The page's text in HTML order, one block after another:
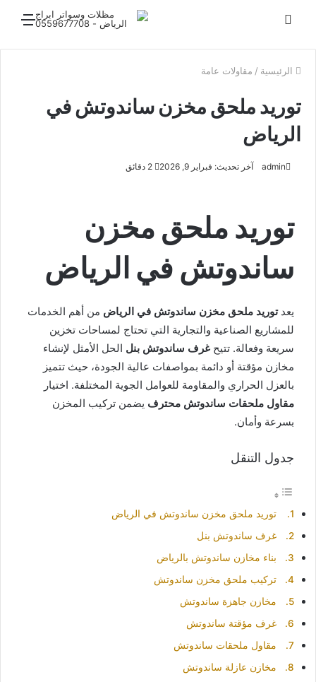
الرئيسية / مقاولات عامة
توريد ملحق مخزن ساندوتش في
الرياض
admin آخر تحديث: فبراير 9, 2026
توريد ملحق مخزن
ساندوتش في الرياض
يعدتوريد ملحق مخزن ساندوتش في الرياض من أهم الخدمات
للمشاريع الصناعية والتجارية التي تحتاج لمساحات تخزين
سريعة وفعالة. تتيح غرف ساندوتش بنل الحل الأمثل لإنشاء
مخازن مؤقتة أو دائمة بمواصفات عالية الجودة، حيث تتميز
بالعزل الحراري والمقاومة للعوامل الجوية المختلفة. اختيار
مقاول ملحقات ساندوتش محترف يضمن تركيب المخزن
بسرعة وأمان.
جدول التنقل
توريد ملحق مخزن ساندوتش في الرياض
غرف ساندوتش بنل
بناء مخازن ساندوتش بالرياض
تركيب ملحق مخزن ساندوتش
مخازن جاهزة ساندوتش
غرف مؤقتة ساندوتش
مقاول ملحقات ساندوتش
مخازن عازلة ساندوتش